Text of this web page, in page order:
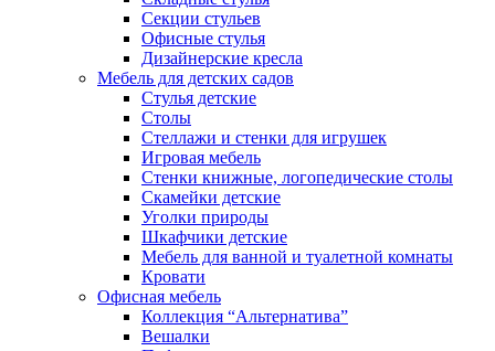
Секции стульев
Офисные стулья
Дизайнерские кресла
Мебель для детских садов
Стулья детские
Столы
Стеллажи и стенки для игрушек
Игровая мебель
Стенки книжные, логопедические столы
Скамейки детские
Уголки природы
Шкафчики детские
Мебель для ванной и туалетной комнаты
Кровати
Офисная мебель
Коллекция “Альтернатива”
Вешалки